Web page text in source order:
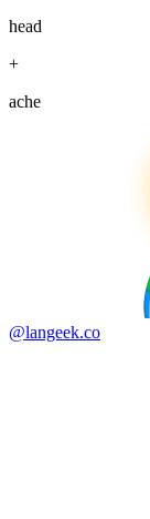
head
+
ache
@langeek.co